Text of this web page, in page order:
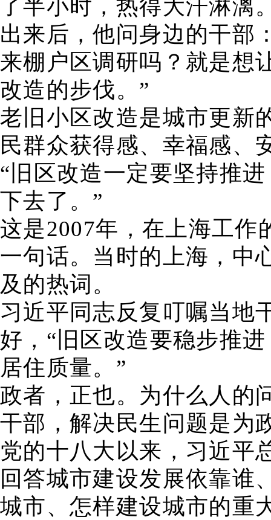
了半小时，热得大汗淋漓
出来后，他问身边的干部
来棚户区调研吗？就是想
改造的步伐。”
老旧小区改造是城市更新
民群众获得感、幸福感、
“旧区改造一定要坚持推
下去了。”
这是2007年，在上海工作
一句话。当时的上海，中
及的热词。
习近平同志反复叮嘱当地
好，“旧区改造要稳步推
居住质量。”
政者，正也。为什么人的
干部，解决民生问题是为
党的十八大以来，习近平
回答城市建设发展依靠谁
城市、怎样建设城市的重